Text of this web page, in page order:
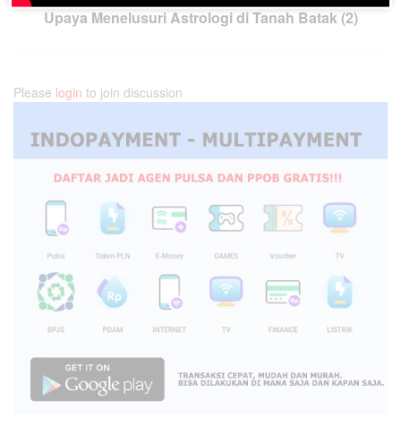
Upaya Menelusuri Astrologi di Tanah Batak (2)
Please login to join discussion